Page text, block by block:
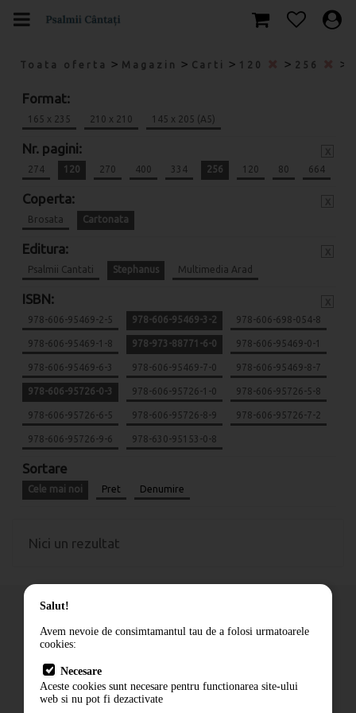
Toata oferta > Magazin > Carti > 120 > 256 >
Format:
165 x 235 210 x 210 145 x 205 (A5)
Nr. pagini:
274 120 270 400 334 256 120 80 664
Coperta:
Brosata Cartonata
Editura:
Psalmii Cantati Stephanus Multimedia Arad
ISBN:
978-606-95469-2-5 978-606-95469-3-2 978-606-698-054-8
978-606-95469-1-8 978-973-88771-6-0 978-606-95469-0-1
978-606-95469-6-3 978-606-95469-7-0 978-606-95469-8-7
978-606-95726-0-3 978-606-95726-1-0 978-606-95726-5-8
978-606-95726-6-5 978-606-95726-8-9 978-606-95726-7-2
978-606-95726-9-6 978-630-95153-0-8
Sortare
Cele mai noi Pret Denumire
Nici un rezultat
Cum comand
Livrare
Contact
Salut!
Avem nevoie de consimtamantul tau de a folosi urmatoarele
cookies:
Necesare
Aceste cookies sunt necesare pentru functionarea site-ului
web si nu pot fi dezactivate